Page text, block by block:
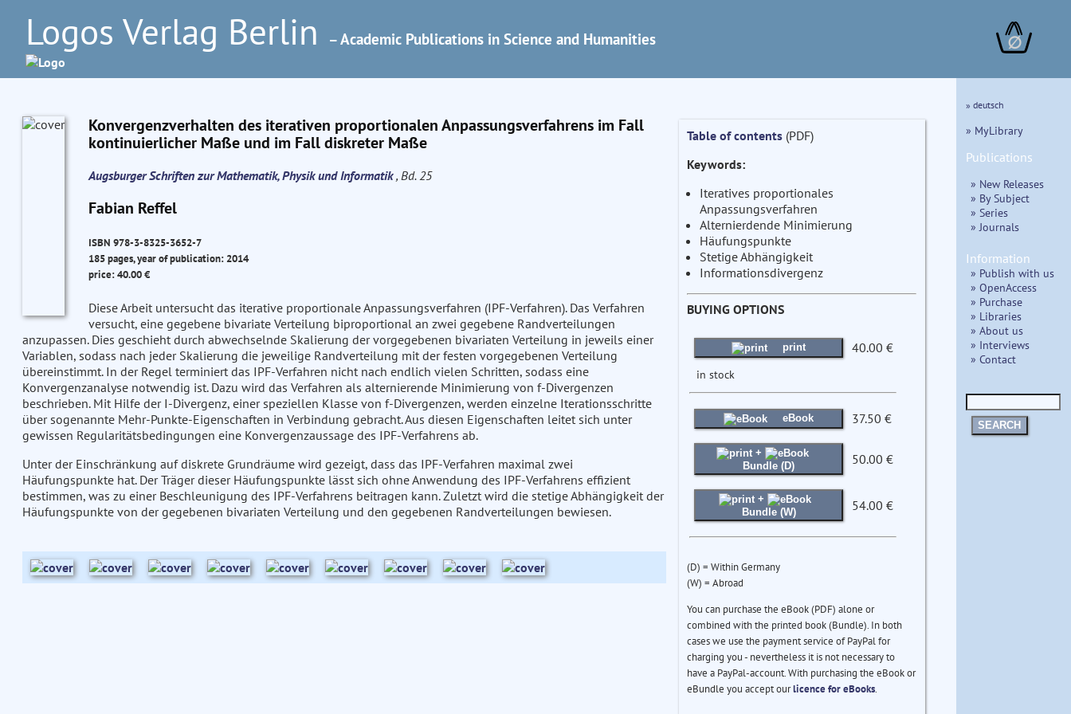
Logos Verlag Berlin – Academic Publications in Science and Humanities ∅
Konvergenzverhalten des iterativen proportionalen Anpassungsverfahrens im Fall
kontinuierlicher Maße und im Fall diskreter Maße
Augsburger Schriften zur Mathematik, Physik und Informatik, Bd. 25
Fabian Reffel
ISBN 978-3-8325-3652-7
185 pages, year of publication: 2014
price: 40.00 €
Diese Arbeit untersucht das iterative proportionale Anpassungsverfahren (IPF-Verfahren). Das Verfahren
versucht, eine gegebene bivariate Verteilung biproportional an zwei gegebene Randverteilungen
anzupassen. Dies geschieht durch abwechselnde Skalierung der vorgegebenen bivariaten Verteilung in jeweils einer
Variablen, sodass nach jeder Skalierung die jeweilige Randverteilung mit der festen vorgegebenen Verteilung
übereinstimmt. In der Regel terminiert das IPF-Verfahren nicht nach endlich vielen Schritten, sodass eine
Konvergenzanalyse notwendig ist. Dazu wird das Verfahren als alternierende Minimierung von f-Divergenzen
beschrieben. Mit Hilfe der I-Divergenz, einer speziellen Klasse von f-Divergenzen, werden einzelne Iterationsschritte
über sogenannte Mehr-Punkte-Eigenschaften in Verbindung gebracht. Aus diesen Eigenschaften leitet sich unter
gewissen Regularitätsbedingungen eine Konvergenzaussage des IPF-Verfahrens ab.
Unter der Einschränkung auf diskrete Grundräume wird gezeigt, dass das IPF-Verfahren maximal zwei
Häufungspunkte hat. Der Träger dieser Häufungspunkte lässt sich ohne Anwendung des IPF-Verfahrens effizient
bestimmen, was zu einer Beschleunigung des IPF-Verfahrens beitragen kann. Zuletzt wird die stetige Abhängigkeit der
Häufungspunkte von der gegebenen bivariaten Verteilung und den gegebenen Randverteilungen bewiesen.
Table of contents(PDF)
Keywords:
Iteratives proportionales
Anpassungsverfahren
Alternierdende Minimierung
Häufungspunkte
Stetige Abhängigkeit
Informationsdivergenz
BUYING OPTIONS
print 40.00 €
in stock
eBook 37.50 €
+
Bundle (D)
50.00 €
+
Bundle (W)
54.00 €
(D) = Within Germany
(W) = Abroad
You can purchase the eBook (PDF) alone or
combined with the printed book (Bundle). In both
cases we use the payment service of PayPal for
charging you - nevertheless it is not necessary to
have a PayPal-account. With purchasing the eBook or
eBundle you accept ourlicence for eBooks.
» deutsch
» MyLibrary
Publications
» New Releases
» By Subject
» Series
» Journals
Information
» Publish with us
» OpenAccess
» Purchase
» Libraries
» About us
» Interviews
» Contact
SEARCH